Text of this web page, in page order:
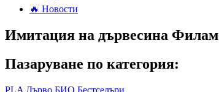
🔥 Новости
Имитация на дървесина
Пазаруване по категория:
PLA Дърво БИО Бестселъри